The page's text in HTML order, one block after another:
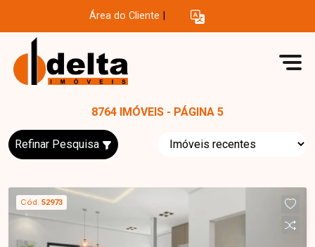
Área do Cliente
8764 IMÓVEIS - PÁGINA 5
Refinar Pesquisa
Cód. 52973